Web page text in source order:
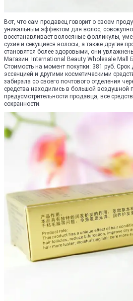
Вот, что сам продавец говорит о своем
уникальным эффектом для волос,
восстанавливает волосяные фолликулы,
сухие и секущиеся волосы, а также другие
становятся более здоровыми, они
Магазин: International Beauty Wholesale Mall
Стоимость на момент покупки: 381 руб.
эссенцией и другими косметическими
забирала со своего почтового отделения
средства находились в большой воздушной
предусмотрительности продавца, все
сохранности.